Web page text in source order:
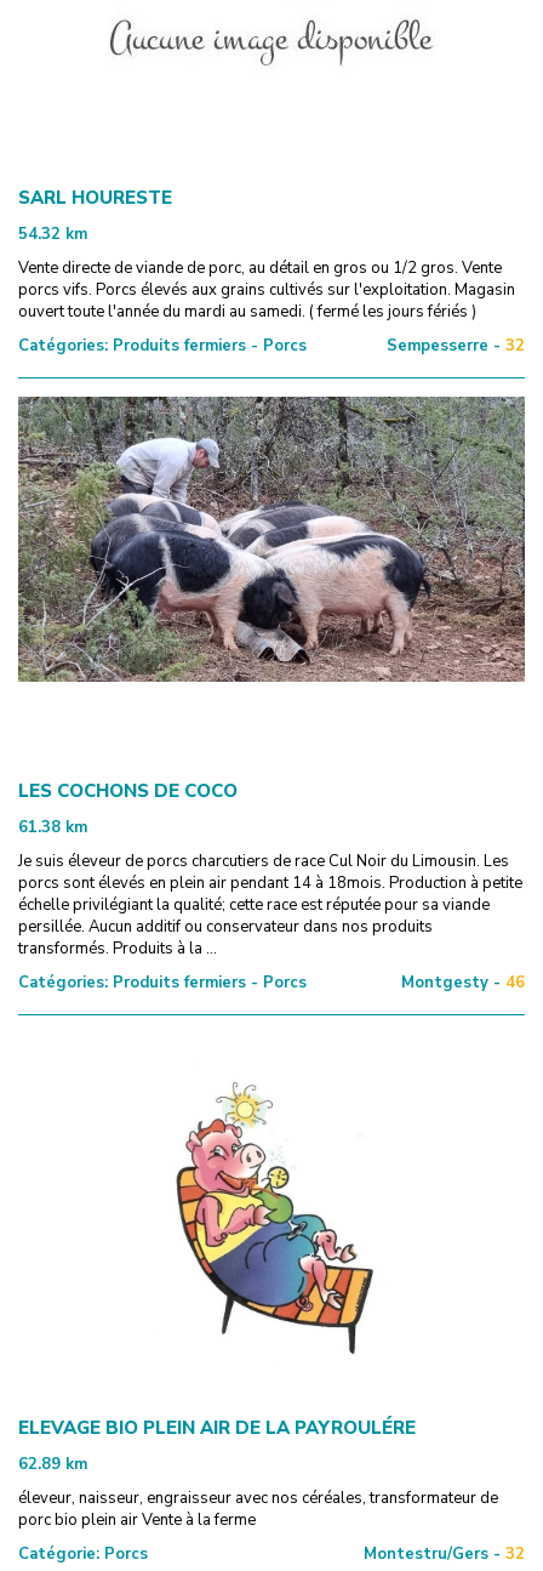
SARL HOURESTE
54.32 km
Vente directe de viande de porc, au détail en gros ou 1/2 gros. Vente
porcs vifs. Porcs élevés aux grains cultivés sur l'exploitation. Magasin
ouvert toute l'année du mardi au samedi. ( fermé les jours fériés )
Catégories: Produits fermiers - Porcs Sempesserre - 32
LES COCHONS DE COCO
61.38 km
Je suis éleveur de porcs charcutiers de race Cul Noir du Limousin. Les
porcs sont élevés en plein air pendant 14 à 18mois. Production à petite
échelle privilégiant la qualité; cette race est réputée pour sa viande
persillée. Aucun additif ou conservateur dans nos produits
transformés. Produits à la ...
Catégories: Produits fermiers - Porcs Montgesty - 46
ELEVAGE BIO PLEIN AIR DE LA PAYROULÉRE
62.89 km
éleveur, naisseur, engraisseur avec nos céréales, transformateur de
porc bio plein air Vente à la ferme
Catégorie: Porcs Montestru/Gers - 32